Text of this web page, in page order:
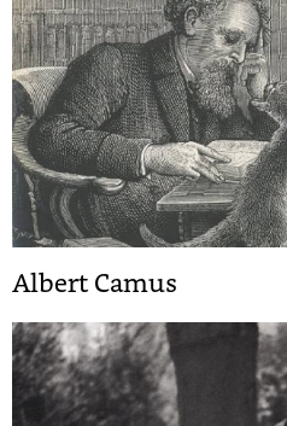
Albert Camus